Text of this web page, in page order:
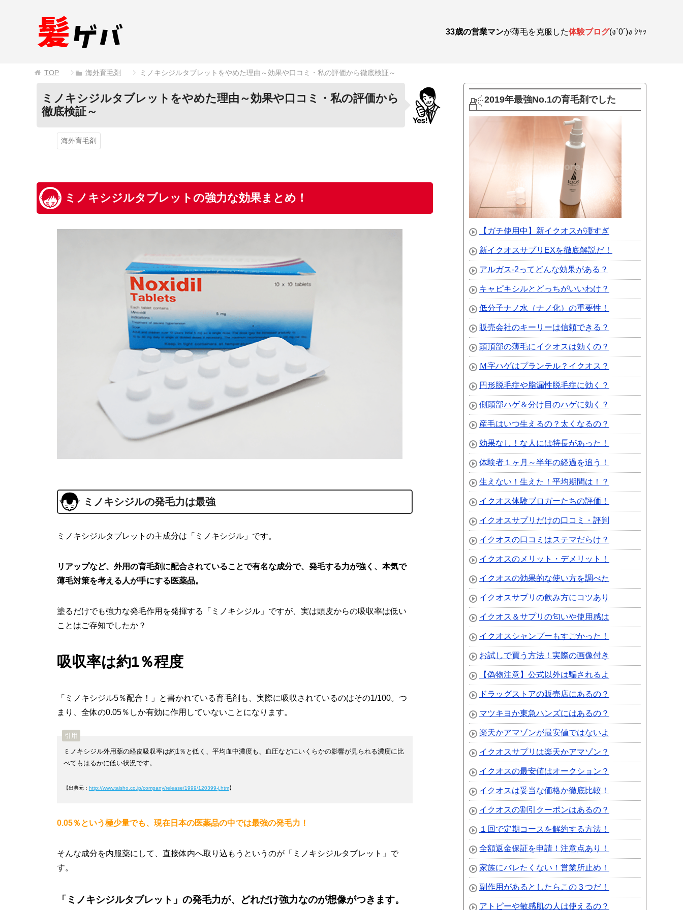
33歳の営業マンが薄毛を克服した体験ブログ(ง`0´)ง ｼｬｯ
TOP 海外育毛剤 ミノキシジルタブレットをやめた理由～効果や口コミ・私の評価から徹底検証～
ミノキシジルタブレットをやめた理由～効果や口コミ・私の評価から
徹底検証～
海外育毛剤
ミノキシジルタブレットの強力な効果まとめ！
ミノキシジルの発毛力は最強
ミノキシジルタブレットの主成分は「ミノキシジル」です。
リアップなど、外用の育毛剤に配合されていることで有名な成分で、発毛する力が強く、本気で
薄毛対策を考える人が手にする医薬品。
塗るだけでも強力な発毛作用を発揮する「ミノキシジル」ですが、実は頭皮からの吸収率は低い
ことはご存知でしたか？
吸収率は約1％程度
「ミノキシジル5％配合！」と書かれている育毛剤も、実際に吸収されているのはその1/100。つ
まり、全体の0.05％しか有効に作用していないことになります。
ミノキシジル外用薬の経皮吸収率は約1％と低く、平均血中濃度も、血圧などにいくらかの影響が見られる濃度に比
べてもはるかに低い状況です。
【出典元： http://www.taisho.co.jp/company/release/1999/120399-j.htm】
0.05％という極少量でも、現在日本の医薬品の中では最強の発毛力！
そんな成分を内服薬にして、直接体内へ取り込もうというのが「ミノキシジルタブレット」で
す。
「ミノキシジルタブレット」の発毛力が、どれだけ強力なのが想像がつきます。
2019年最強No.1の育毛剤でした
【ガチ使用中】新イクオスが凄すぎ
新イクオスサプリEXを徹底解説だ！
アルガス-2ってどんな効果がある？
キャピキシルとどっちがいいわけ？
低分子ナノ水（ナノ化）の重要性！
販売会社のキーリーは信頼できる？
頭頂部の薄毛にイクオスは効くの？
Ｍ字ハゲはプランテル？イクオス？
円形脱毛症や脂漏性脱毛症に効く？
側頭部ハゲ＆分け目のハゲに効く？
産毛はいつ生えるの？太くなるの？
効果なし！な人には特長があった！
体験者１ヶ月～半年の経過を追う！
生えない！生えた！平均期間は！？
イクオス体験ブロガーたちの評価！
イクオスサプリだけの口コミ・評判
イクオスの口コミはステマだらけ？
イクオスのメリット・デメリット！
イクオスの効果的な使い方を調べた
イクオスサプリの飲み方にコツあり
イクオス＆サプリの匂いや使用感は
イクオスシャンプーもすごかった！
お試しで買う方法！実際の画像付き
【偽物注意】公式以外は騙されるよ
ドラッグストアの販売店にあるの？
マツキヨか東急ハンズにはあるの？
楽天かアマゾンが最安値ではないよ
イクオスサプリは楽天かアマゾン？
イクオスの最安値はオークション？
イクオスは妥当な価格か徹底比較！
イクオスの割引クーポンはあるの？
１回で定期コースを解約する方法！
全額返金保証を申請！注意点あり！
家族にバレたくない！営業所止め！
副作用があるとしたらこの３つだ！
アトピーや敏感肌の人は使えるの？